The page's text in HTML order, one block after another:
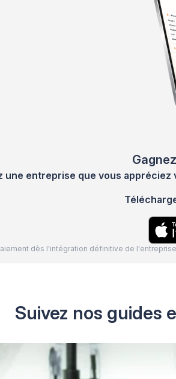
une entreprise que vous appréciez
dès l'intégration définitive de
Suivez nos guides